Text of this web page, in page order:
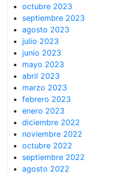
octubre 2023
septiembre 2023
agosto 2023
julio 2023
junio 2023
mayo 2023
abril 2023
marzo 2023
febrero 2023
enero 2023
diciembre 2022
noviembre 2022
octubre 2022
septiembre 2022
agosto 2022